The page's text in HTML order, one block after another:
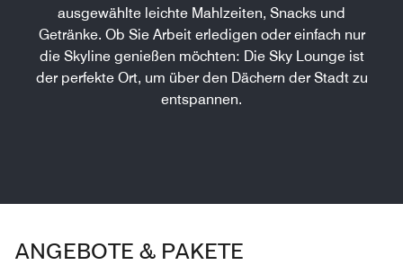
ausgewählte leichte Mahlzeiten, Snacks und
Getränke. Ob Sie Arbeit erledigen oder einfach nur
die Skyline genießen möchten: Die Sky Lounge ist
der perfekte Ort, um über den Dächern der Stadt zu
entspannen.
ANGEBOTE & PAKETE